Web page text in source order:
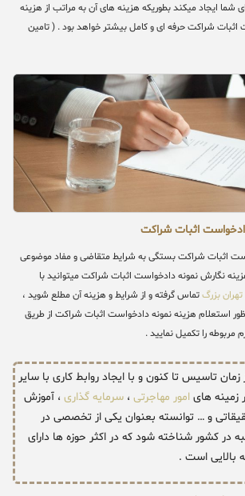
شما ایجاد میکند بطوریکه هزینه های آن به مراتب از هزینه
شراکت حرفه ای و کامل بیشتر خواهد بود . ( تامین
اثبات شراکت
اثبات شراکت بستگی به شرایط متقاضی و مفاد موضوعی
نگارش نمونه دادخواست اثبات شراکت میتوانید با
بزرگتماس گرفته و از شرایط و هزینه آن مطلع شوید ،
استعلام هزینه نمونه دادخواست اثبات شراکت از طریق
مربوطه را تکمیل نمایید .
تاسیس تا کنون و با ایجاد روابط کاری با سایر
زمینه های امور مهاجرتی ، سرمایه گذاری ، آموزش
و … توانسته بعنوان یکی از تخصصی در
در کشور شناخته شود که در اکثر حوزه ها دارای
است .